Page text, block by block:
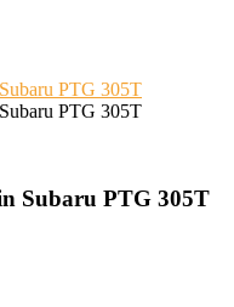
PTG 305T
PTG 305T
Subaru PTG 305T